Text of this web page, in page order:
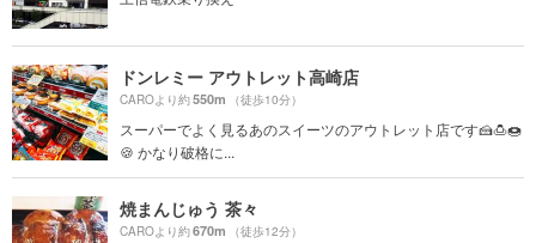
ドンレミー アウトレット高崎店
CAROより約550m （徒歩10分）
スーパーでよく見るあのスイーツのアウトレット店です🍰🍮🍩
🍪 かなり破格に...
焼まんじゅう 茶々
CAROより約670m （徒歩12分）